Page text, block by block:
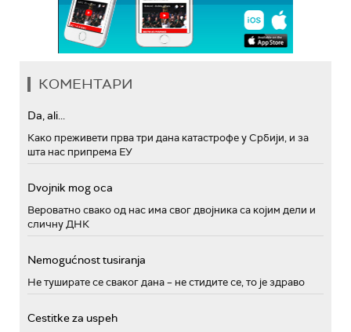
КОМЕНТАРИ
Da, ali...
Како преживети прва три дана катастрофе у Србији, и за
шта нас припрема ЕУ
Dvojnik mog oca
Вероватно свако од нас има свог двојника са којим дели и
сличну ДНК
Nemogućnost tusiranja
Не туширате се сваког дана – не стидите се, то је здраво
Cestitke za uspeh